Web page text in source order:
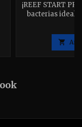
¡REEF START
bacterias ideal
